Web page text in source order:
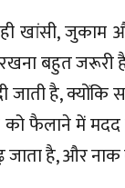
खांसी, जुकाम
बहुत जरूरी
जाती है,
को फैलाने में
है, और